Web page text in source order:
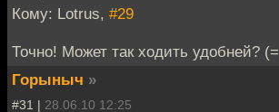
Кому: Lotrus, #29
Точно! Может так ходить удобней? (=
Горыныч »
#31 | 28.06.10 12:25